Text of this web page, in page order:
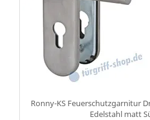
Ronny-KS Feuerschutzgarnitur
Edelstahl matt